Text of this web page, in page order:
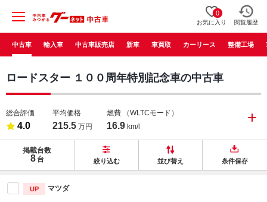
0
お気に入り 閲覧履歴
中古車 輸入車 中古車販売店 新車 車買取 カーリース 整備工場
ロードスター １００周年特別記念車の中古車
総合評価
4.0
平均価格
215.5 万円
燃費 （WLTCモード）
16.9 km/l
掲載台数
8 台 絞り込む 並び替え 条件保存
UP マツダ